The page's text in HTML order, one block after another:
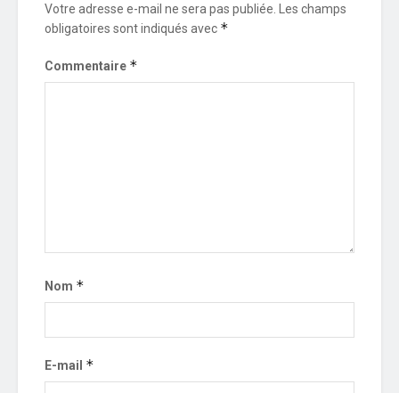
Votre adresse e-mail ne sera pas publiée.
Les champs
obligatoires sont indiqués avec *
Commentaire *
Nom *
E-mail *